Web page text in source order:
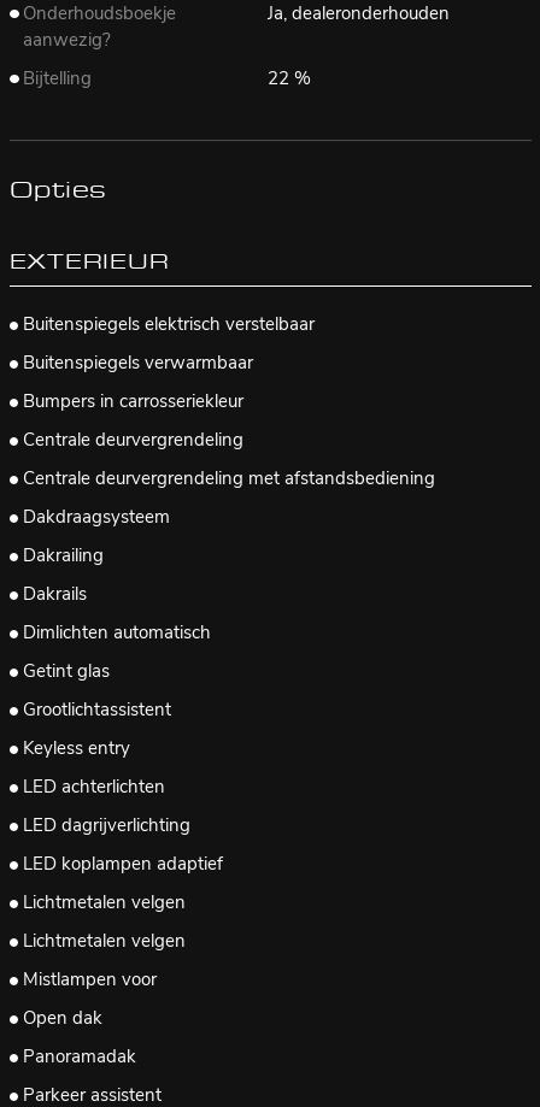
Onderhoudsboekje
aanwezig?
Ja, dealeronderhouden
Bijtelling 22 %
Opties
EXTERIEUR
Buitenspiegels elektrisch verstelbaar
Buitenspiegels verwarmbaar
Bumpers in carrosseriekleur
Centrale deurvergrendeling
Centrale deurvergrendeling met afstandsbediening
Dakdraagsysteem
Dakrailing
Dakrails
Dimlichten automatisch
Getint glas
Grootlichtassistent
Keyless entry
LED achterlichten
LED dagrijverlichting
LED koplampen adaptief
Lichtmetalen velgen
Lichtmetalen velgen
Mistlampen voor
Open dak
Panoramadak
Parkeer assistent